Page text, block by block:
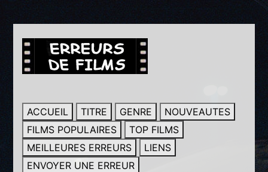
ACCUEIL TITRE GENRE
NOUVEAUTES
FILMS POPULAIRES
TOP FILMS
MEILLEURES ERREURS
LIENS
ENVOYER UNE ERREUR